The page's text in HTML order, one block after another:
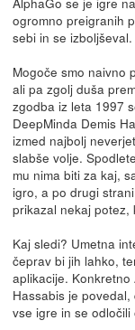
ogromno preigranih
sebi in se izboljševal.
Mogoče smo naivno
ali pa zgolj duša
zgodba iz leta 1997
DeepMinda Demis
izmed najbolj
slabše volje.
mu nima biti za kaj,
igro, a po drugi
prikazal nekaj potez,
Kaj sledi? Umetna
čeprav bi jih lahko,
aplikacije.
Hassabis je
vse igre in se